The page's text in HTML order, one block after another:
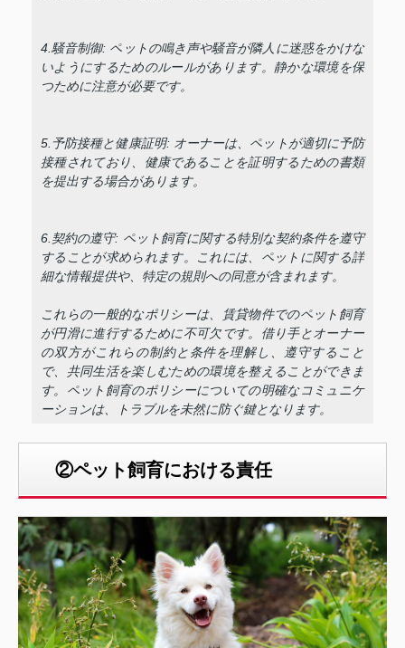
4.騒音制御: ペットの鳴き声や騒音が隣人に迷惑をかけな
いようにするためのルールがあります。静かな環境を保
つために注意が必要です。
5.予防接種と健康証明: オーナーは、ペットが適切に予防
接種されており、健康であることを証明するための書類
を提出する場合があります。
6.契約の遵守: ペット飼育に関する特別な契約条件を遵守
することが求められます。これには、ペットに関する詳
細な情報提供や、特定の規則への同意が含まれます。
これらの一般的なポリシーは、賃貸物件でのペット飼育
が円滑に進行するために不可欠です。借り手とオーナー
の双方がこれらの制約と条件を理解し、遵守すること
で、共同生活を楽しむための環境を整えることができま
す。ペット飼育のポリシーについての明確なコミュニケ
ーションは、トラブルを未然に防ぐ鍵となります。
②ペット飼育における責任